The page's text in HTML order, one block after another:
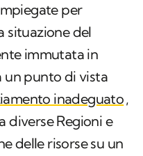
per
situazione del
immutata in
un punto di vista
inadeguato,
diverse Regioni e
delle risorse su un